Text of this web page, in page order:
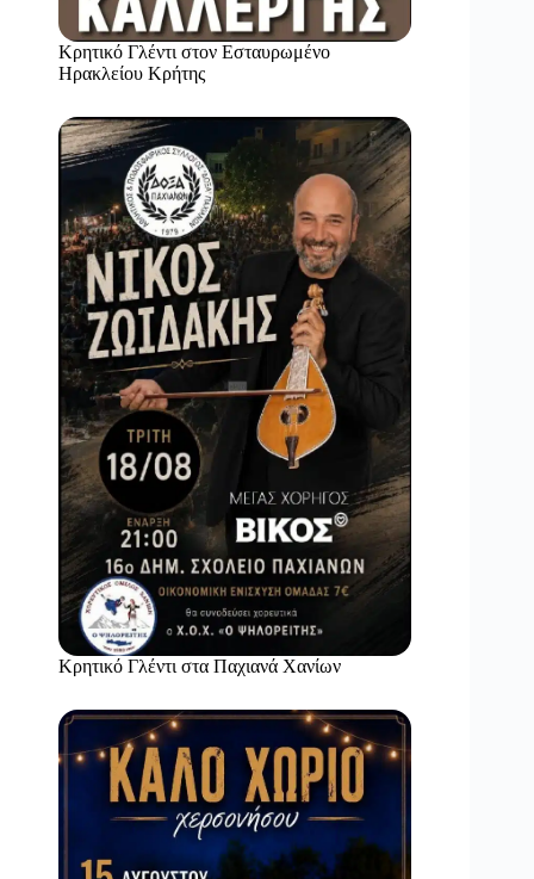
Κρητικό Γλέντι στον Εσταυρωμένο
Ηρακλείου Κρήτης
Κρητικό Γλέντι στα Παχιανά Χανίων